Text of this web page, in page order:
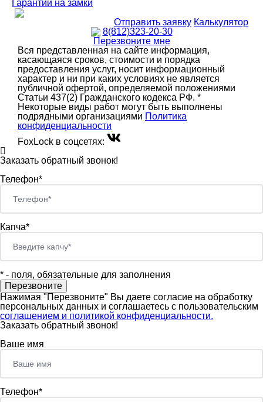
Гарантии на замки
Отправить заявку Калькулятор
8(812)323-20-30
Перезвоните мне
Вся представленная на сайте информация,
касающаяся сроков, стоимости и порядка
предоставления услуг, носит информационный
характер и ни при каких условиях не является
публичной офертой, определяемой положениями
Статьи 437(2) Гражданского кодекса РФ. *
Некоторые виды работ могут быть выполнены
подрядными организациями Политика
конфиденциальности
FoxLock в соцсетях:
Заказать обратный звонок!
Телефон*
Капча*
* - поля, обязательные для заполнения
Нажимая "Перезвоните" Вы даете согласие на обработку
персональных данных и соглашаетесь c пользовательским
соглашением и политикой конфиденциальности.
Заказать обратный звонок!
Ваше имя
Телефон*